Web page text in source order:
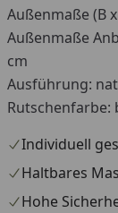
Außenmaße (B
Außenmaße
cm
Ausführung:
Individuell
Haltbares
Hohe